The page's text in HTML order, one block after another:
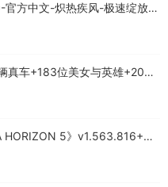
官方中文-炽热疾风-极速绽放
真车+183位美女与英雄+200%
HORIZON 5》v1.563.816+全